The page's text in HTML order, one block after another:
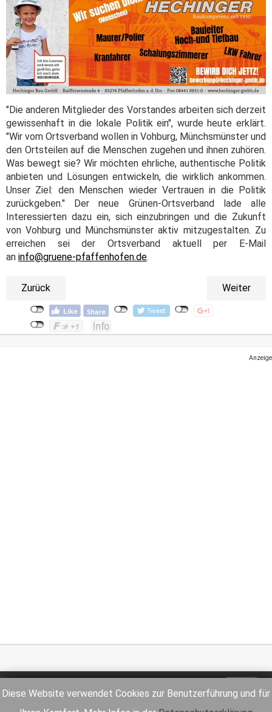
Diese Website verwendet Cookies zur Benutzerführung und für
"Die anderen Mitglieder des Vorstandes arbeiten sich derzeit
gewissenhaft in die lokale Politik ein", wurde heute erklärt.
"Wir vom Ortsverband wollen in Vohburg, Münchsmünster und
den Ortsteilen auf die Menschen zugehen und ihnen zuhören.
Was bewegt sie? Wir möchten ehrliche, authentische Politik
anbieten und Lösungen entwickeln, die wirklich ankommen.
Unser Ziel: den Menschen wieder Vertrauen in die Politik
zurückgeben." Der neue Grünen-Ortsverband lade alle
Interessierten dazu ein, sich einzubringen und die Zukunft
von Vohburg und Münchsmünster aktiv mitzugestalten. Zu
erreichen sei der Ortsverband aktuell per E-Mail
an info@gruene-pfaffenhofen.de.
Zurück Weiter
Anzeige